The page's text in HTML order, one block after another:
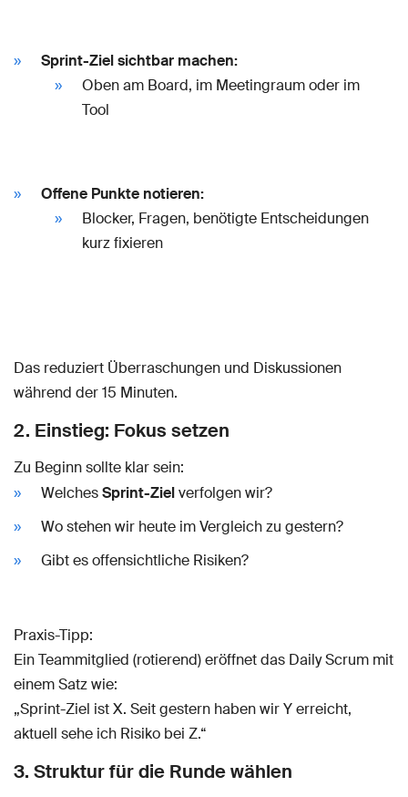
Sprint-Ziel sichtbar machen:
Oben am Board, im Meetingraum oder im
Tool
Offene Punkte notieren:
Blocker, Fragen, benötigte Entscheidungen
kurz fixieren
Das reduziert Überraschungen und Diskussionen
während der 15 Minuten.
2. Einstieg: Fokus setzen
Zu Beginn sollte klar sein:
WelchesSprint-Zielverfolgen wir?
Wo stehen wir heute im Vergleich zu gestern?
Gibt es offensichtliche Risiken?
Praxis-Tipp:
Ein Teammitglied (rotierend) eröffnet das Daily Scrum mit
einem Satz wie:
„Sprint-Ziel ist X. Seit gestern haben wir Y erreicht,
aktuell sehe ich Risiko bei Z.“
3. Struktur für die Runde wählen